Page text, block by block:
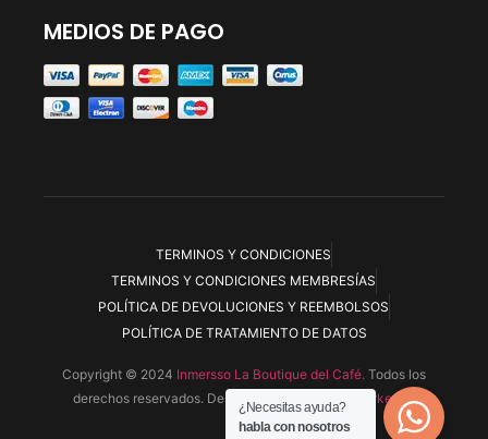
MEDIOS DE PAGO
TERMINOS Y CONDICIONES
TERMINOS Y CONDICIONES MEMBRESÍAS
POLÍTICA DE DEVOLUCIONES Y REEMBOLSOS
POLÍTICA DE TRATAMIENTO DE DATOS
Copyright © 2024 Inmersso La Boutique del Café. Todos los
derechos reservados. Desarrollada por
Ryoku Marketing
¿Necesitas ayuda?
habla con nosotros